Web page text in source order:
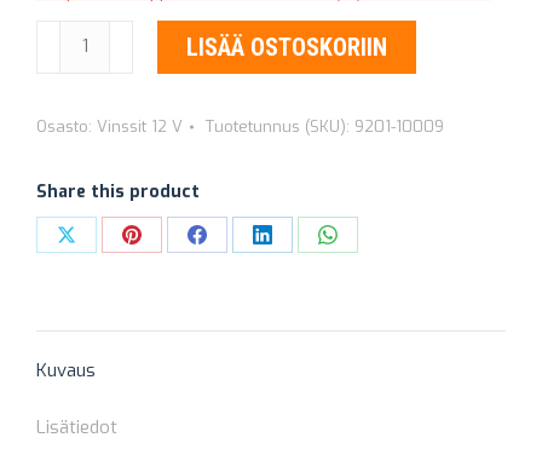
SÄHKÖVINSSI
IP67
9201-
10009
LISÄÄ OSTOSKORIIN
Osasto: Vinssit 12 V Tuotetunnus (SKU): 9201-10009
Share this product
Share Share Share Share Share
Kuvaus
Lisätiedot